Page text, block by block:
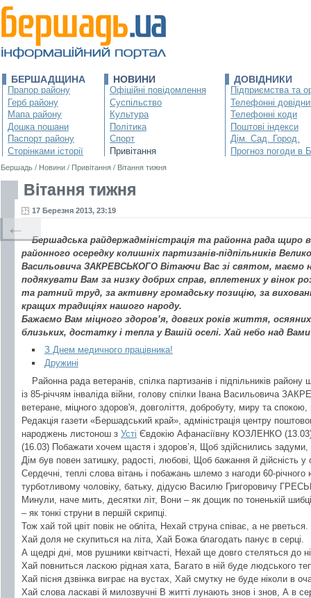
БЕРШАДЩИНА
Прапор району
Герб району
Мапа району
Дошка пошани
Паспорт району
Сторінками історії
НОВИНИ
Офіційні повідомлення
Суспільство
Культура
Політика
Спорт
Привітання
ДОВІДНИКИ
Підприємства та
Телефонні
Телефонні коди
Поштові індекси
Дім. Сад. Город.
Прогноз погоди в
Бершадь / Новини / Привітання / Вітання тижня
Вітання тижня
17 Березня 2013, 23:19
Бершадська райдержадміністрація та районна рада щиро
районного осередку колишніх партизанів-підпільників
Васильовича ЗАКРЕВСЬКОГО Вітаючи Вас зі святом, маємо
подякувати Вам за низку добрих справ, вплетених у вінок
та ратний труд, за активну громадську позицію, за
кращих традиціях нашого народу.
Бажаємо Вам міцного здоров’я, довгих років життя,
близьких, достатку і тепла у Вашій оселі. Хай небо над
З Днем медичного працівника!
Дружині
Районна рада ветеранів, спілка партизанів і підпільників району
із 85-річчям інваліда війни, голову спілки Івана Васильовича
ветеране, міцного здоров'я, довголіття, добробуту, миру та
Редакція газети «Бершадський край», адміністрація центру
народжень листонош з Усті Євдокію Афанасіївну КОЗЛЕНКО
(16.03) Побажати хочем щастя і здоров’я, Щоб здійснились задуми,
Дім був повен затишку, радості, любові, Щоб бажання й дійсність
Сердечні, теплі слова вітань і побажань шлемо з нагоди 60-
турботливому чоловіку, батьку, дідусю Василю Григоровичу
Минули, наче мить, десятки літ, Вони – як дощик по тоненькій
– як тонкі струни в першій скрипці.
Тож хай той цвіт повік не обліта, Нехай струна співає, а не рветься.
Хай доля не скупиться на літа, Хай Божа благодать панує в серці.
А щедрі дні, мов рушники квітчасті, Нехай ще довго стеляться до
Хай повниться ласкою рідная хата, Багато в ній буде людського
Хай пісня дзвінка виграє на вустах, Хай смутку не буде ніколи в
Хай слова ласкаві й милозвучні В житті лунають знов і знов, А в
←